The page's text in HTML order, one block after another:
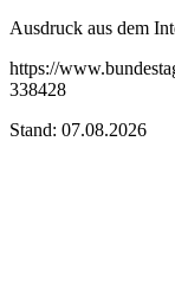
Ausdruck aus dem
https://
338428
Stand: 07.08.2026